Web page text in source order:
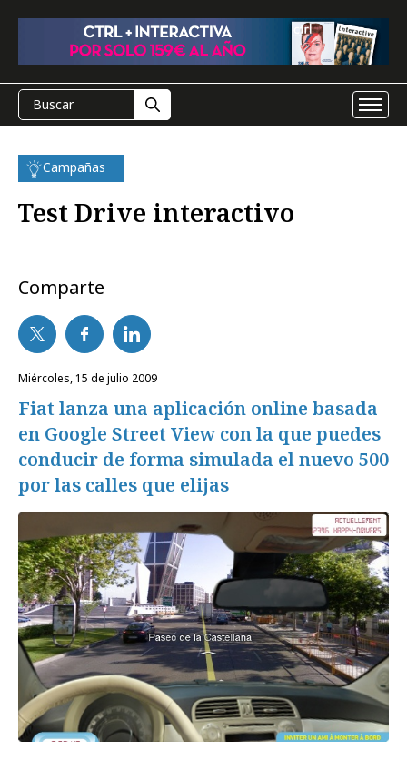
Campañas
Test Drive interactivo
Comparte
miércoles, 15 de julio 2009
Fiat lanza una aplicación online basada
en Google Street View con la que puedes
conducir de forma simulada el nuevo 500
por las calles que elijas